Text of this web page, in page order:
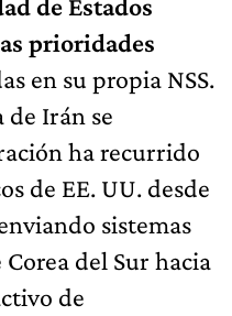
prioridades
en su propia NSS.
de Irán se
ha recurrido
de EE. UU. desde
sistemas
Corea del Sur hacia
de